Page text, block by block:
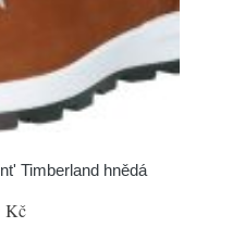
Timberland hnědá
Kč